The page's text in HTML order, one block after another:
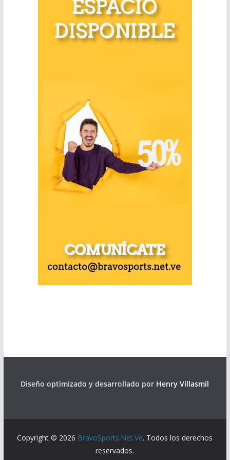
Diseño optimizado y desarrollado por Henry Villasmil
Copyright © 2026 BravoSports.Net.Ve. Todos los derechos
reservados.